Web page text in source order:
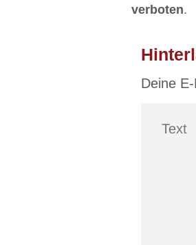
verboten.
Deine